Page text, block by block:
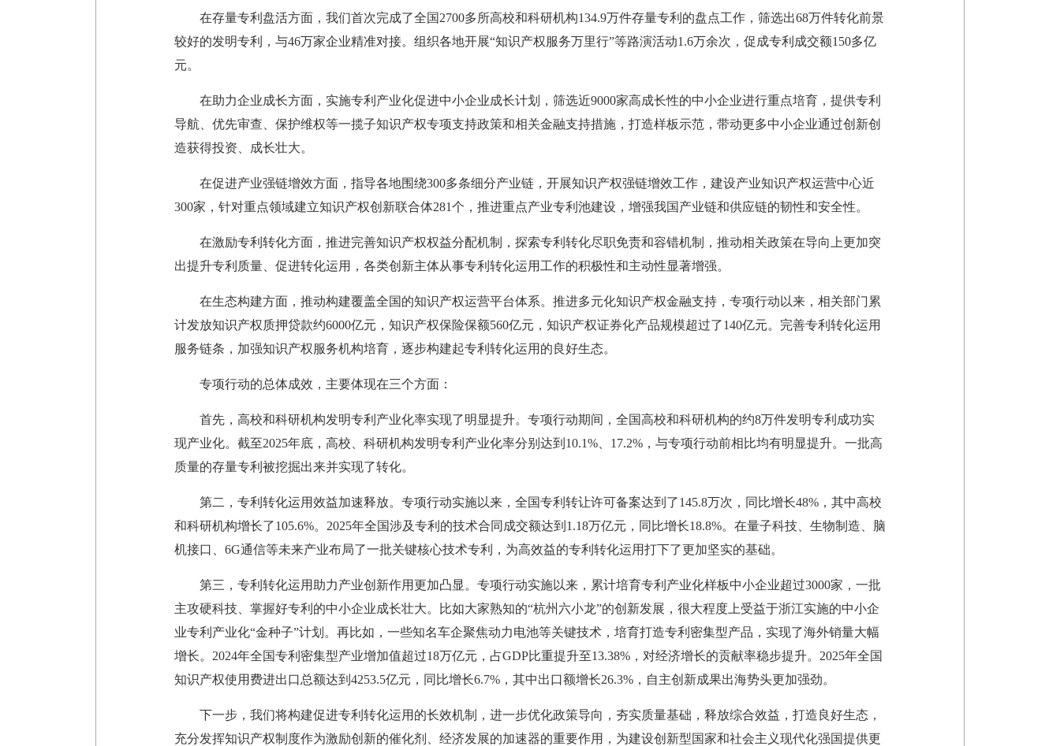
在存量专利盘活方面，我们首次完成了全国2700多所高校和科研机构134.9万件存量专利的盘点工作，筛选出68万件转化前景
较好的发明专利，与46万家企业精准对接。组织各地开展“知识产权服务万里行”等路演活动1.6万余次，促成专利成交额150多亿
元。
在助力企业成长方面，实施专利产业化促进中小企业成长计划，筛选近9000家高成长性的中小企业进行重点培育，提供专利
导航、优先审查、保护维权等一揽子知识产权专项支持政策和相关金融支持措施，打造样板示范，带动更多中小企业通过创新创
造获得投资、成长壮大。
在促进产业强链增效方面，指导各地围绕300多条细分产业链，开展知识产权强链增效工作，建设产业知识产权运营中心近
300家，针对重点领域建立知识产权创新联合体281个，推进重点产业专利池建设，增强我国产业链和供应链的韧性和安全性。
在激励专利转化方面，推进完善知识产权权益分配机制，探索专利转化尽职免责和容错机制，推动相关政策在导向上更加突
出提升专利质量、促进转化运用，各类创新主体从事专利转化运用工作的积极性和主动性显著增强。
在生态构建方面，推动构建覆盖全国的知识产权运营平台体系。推进多元化知识产权金融支持，专项行动以来，相关部门累
计发放知识产权质押贷款约6000亿元，知识产权保险保额560亿元，知识产权证券化产品规模超过了140亿元。完善专利转化运用
服务链条，加强知识产权服务机构培育，逐步构建起专利转化运用的良好生态。
专项行动的总体成效，主要体现在三个方面：
首先，高校和科研机构发明专利产业化率实现了明显提升。专项行动期间，全国高校和科研机构的约8万件发明专利成功实
现产业化。截至2025年底，高校、科研机构发明专利产业化率分别达到10.1%、17.2%，与专项行动前相比均有明显提升。一批高
质量的存量专利被挖掘出来并实现了转化。
第二，专利转化运用效益加速释放。专项行动实施以来，全国专利转让许可备案达到了145.8万次，同比增长48%，其中高校
和科研机构增长了105.6%。2025年全国涉及专利的技术合同成交额达到1.18万亿元，同比增长18.8%。在量子科技、生物制造、脑
机接口、6G通信等未来产业布局了一批关键核心技术专利，为高效益的专利转化运用打下了更加坚实的基础。
第三，专利转化运用助力产业创新作用更加凸显。专项行动实施以来，累计培育专利产业化样板中小企业超过3000家，一批
主攻硬科技、掌握好专利的中小企业成长壮大。比如大家熟知的“杭州六小龙”的创新发展，很大程度上受益于浙江实施的中小企
业专利产业化“金种子”计划。再比如，一些知名车企聚焦动力电池等关键技术，培育打造专利密集型产品，实现了海外销量大幅
增长。2024年全国专利密集型产业增加值超过18万亿元，占GDP比重提升至13.38%，对经济增长的贡献率稳步提升。2025年全国
知识产权使用费进出口总额达到4253.5亿元，同比增长6.7%，其中出口额增长26.3%，自主创新成果出海势头更加强劲。
下一步，我们将构建促进专利转化运用的长效机制，进一步优化政策导向，夯实质量基础，释放综合效益，打造良好生态，
充分发挥知识产权制度作为激励创新的催化剂、经济发展的加速器的重要作用，为建设创新型国家和社会主义现代化强国提供更